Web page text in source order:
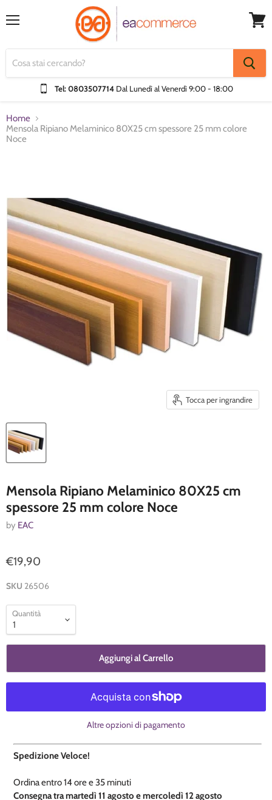
Tel: 0803507714 Dal Lunedì al Venerdì9:00 - 18:00
Home
Mensola Ripiano Melaminico 80X25 cm spessore 25 mm colore
Noce
Tocca per ingrandire
Mensola Ripiano Melaminico 80X25 cm
spessore 25 mm colore Noce
by EAC
€19,90
SKU 26506
Quantità
Aggiungi al Carrello
Altre opzioni di pagamento
Spedizione Veloce!
Ordina entro14 ore e35 minuti
​Consegna tra martedì 11 agosto e mercoledì 12 agosto